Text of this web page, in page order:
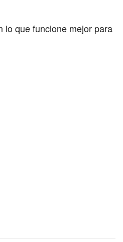
lo que funcione mejor para